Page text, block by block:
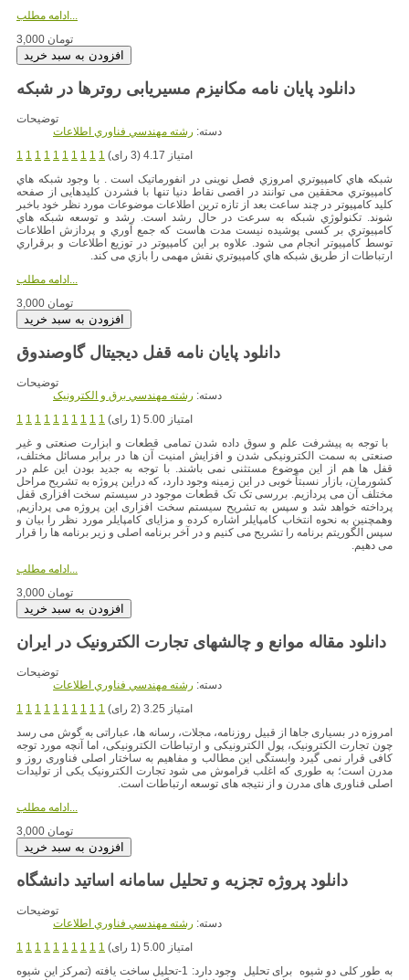
ادامه مطلب...
3,000 تومان
دانلود پایان نامه مکانیزم مسیریابی روترها در شبکه
توضیحات
دسته: رشته مهندسي فناوري اطلاعات
1 1 1 1 1 1 1 1 1 1
امتیاز 4.17 (3 رای)
شبکه هاي کامپیوتري امروزي فصل نوینی در انفورماتیک است . با وجود شبکه هاي
کامپیوتري محققین می توانند در اقصی نقاط دنیا تنها با فشردن کلیدهایی از صفحه
کلید کامپیوتر در چند ساعت بعد از تازه ترین اطلاعات موضوعات مورد نظر خود باخبر
شوند. تکنولوژي شبکه به سرعت در حال رشد است. رشد و توسعه شبکه هاي
کامپیوتري بر کسی پوشیده نیست مدت هاست که جمع آوري و پردازش اطلاعات
توسط کامپیوتر انجام می شود. علاوه بر این کامپیوتر در توزیع اطلاعات و برقراري
ارتباطات از طریق شبکه هاي کامپیوتري نقش مهمی را بازي می کند.
ادامه مطلب...
3,000 تومان
دانلود پایان نامه قفل دیجیتال گاوصندوق
توضیحات
دسته: رشته مهندسي برق و الکترونيک
1 1 1 1 1 1 1 1 1 1
امتیاز 5.00 (1 رای)
با توجه به پیشرفت علم و سوق داده شدن تمامی قطعات و ابزارت صنعتی و غیر
صنعتی به سمت الکترونیکی شدن و افزایش امنیت آن ها در برابر مسائل مختلف،
قفل ها هم از این موضوع مستثنی نمی باشند. با توجه به جدید بودن این علم در
کشورمان، بازار نسبتاً خوبی در این زمینه وجود دارد، که دراین پروژه به تشریح مراحل
مختلف آن می پردازیم. بررسی تک تک قطعات موجود در سیستم سخت افزاری قفل
پرداخته خواهد شد و سپس به تشریح سیستم سخت افزاری این پروژه می پردازیم,
وهمچنین به نحوه انتخاب کامپایلر اشاره کرده و مزایای کامپایلر مورد نظر را بیان و
سپس الگوریتم برنامه را تشریح می کنیم و در آخر برنامه اصلی و زیر برنامه ها را قرار
می دهیم.
ادامه مطلب...
3,000 تومان
دانلود مقاله موانع و چالشهای تجارت الکترونیک در ایران
توضیحات
دسته: رشته مهندسي فناوري اطلاعات
1 1 1 1 1 1 1 1 1 1
امتیاز 3.25 (2 رای)
امروزه در بسیاری جاها از قبیل روزنامه، مجلات، رسانه ها، عباراتی به گوش می رسد
چون تجارت الکترونیک، پول الکترونیکی و ارتباطات الکترونیکی، اما آنچه مورد توجه
کافی قرار نمی گیرد وابستگی این مطالب و مفاهیم به ساختار اصلی فناوری روز و
مدرن است؛ به طوری که اغلب فراموش می شود تجارت الکترونیک یکی از تولیدات
اصلی فناوری های مدرن و از نتیجه های توسعه ارتباطات است.
ادامه مطلب...
3,000 تومان
دانلود پروژه تجزیه و تحلیل سامانه اساتيد دانشگاه
توضیحات
دسته: رشته مهندسي فناوري اطلاعات
1 1 1 1 1 1 1 1 1 1
امتیاز 5.00 (1 رای)
به طور کلی دو شیوه برای تحلیل وجود دارد: 1-تحلیل ساخت یافته (تمرکز این شیوه